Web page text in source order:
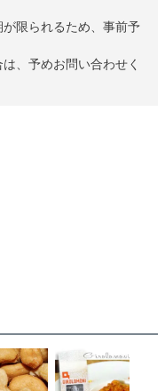
限られるため、事前予
、予めお問い合わせく